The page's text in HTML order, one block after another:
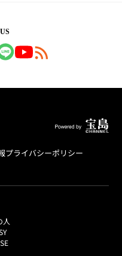
プライバシーポリシー
人